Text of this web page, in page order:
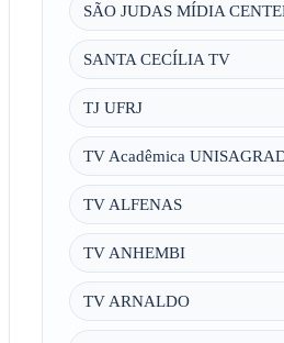
SÃO JUDAS MÍDIA
SANTA CECÍLIA TV
TJ UFRJ
TV Acadêmica
TV ALFENAS
TV ANHEMBI
TV ARNALDO